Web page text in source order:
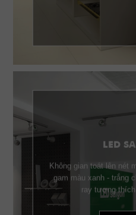
LED
Không gian toát lên nét
gam màu xanh - trắng
ray tương